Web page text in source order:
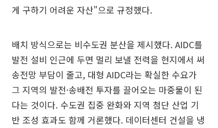
게 구하기 어려운 자산"으로 규정했다.
배치 방식으로는 비수도권 분산을 제시했다. AIDC를
발전 설비 인근에 두면 멀리 보낼 전력을 현지에서 써
송전망 부담이 줄고, 대형 AIDC라는 확실한 수요가
그 지역의 발전·송배전 투자를 끌어오는 마중물이 된
다는 것이다. 수도권 집중 완화와 지역 첨단 산업 기
반 조성 효과도 함께 거론했다. 데이터센터 건설을 냉